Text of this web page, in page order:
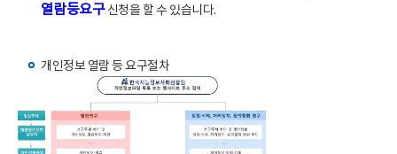
열람등요구신청을 할 수 있습니다.
개인정보 열람 등 요구절차